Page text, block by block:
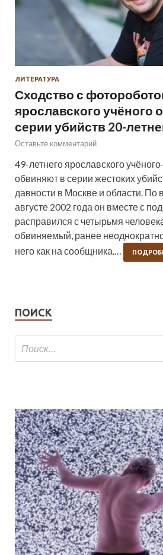
ЛИТЕРАТУРА
Сходство с
ярославского учёного
серии убийств 20-
Оставьте комментарий
49-летнего ярославского
обвиняют в серии жестоких
давности в Москве и области. По
августе 2002 года он вместе с
расправился с четырьмя
обвиняемый, ранее
него как на сообщника.…
ПОИСК